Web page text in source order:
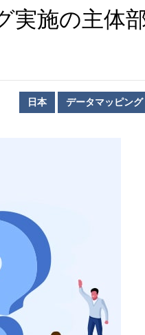
実施の主体
日本 データマッピング